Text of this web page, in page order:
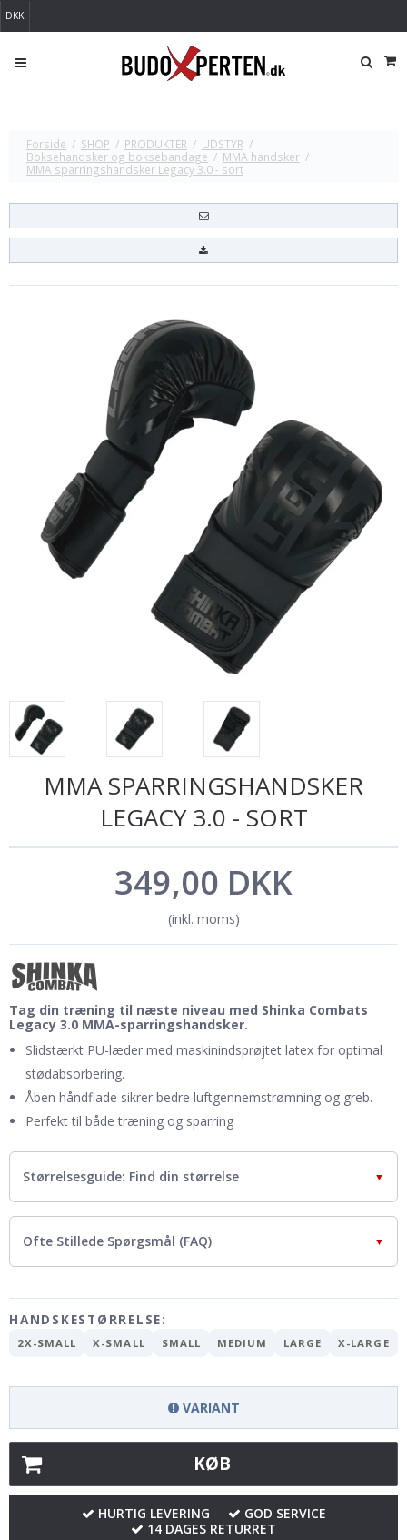
DKK
Forside / SHOP / PRODUKTER / UDSTYR /
Boksehandsker og boksebandage / MMA handsker /
MMA sparringshandsker Legacy 3.0 - sort
MMA SPARRINGSHANDSKER
LEGACY 3.0 - SORT
349,00 DKK
(inkl. moms)
Tag din træning til næste niveau med Shinka Combats
Legacy 3.0 MMA-sparringshandsker.
Slidstærkt PU-læder med maskinindsprøjtet latex for optimal
stødabsorbering.
Åben håndflade sikrer bedre luftgennemstrømning og greb.
Perfekt til både træning og sparring
Størrelsesguide: Find din størrelse ▼
Ofte Stillede Spørgsmål (FAQ) ▼
HANDSKESTØRRELSE:
2X-SMALL X-SMALL SMALL MEDIUM LARGE X-LARGE
VARIANT
KØB
HURTIG LEVERING
GOD SERVICE
14 DAGES RETURRET